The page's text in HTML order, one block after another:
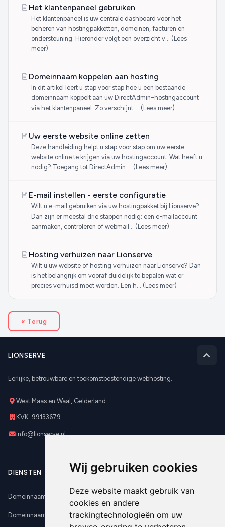
Wij gebruiken cookies
Deze website maakt gebruik van
cookies en andere
trackingtechnologieën om uw
Het klantenpaneel gebruiken
Het klantenpaneel is uw centrale dashboard voor het
beheren van hostingpakketten, domeinen, facturen en
ondersteuning. Hieronder volgt een overzicht v… (Lees
meer)
Domeinnaam koppelen aan hosting
In dit artikel leert u stap voor stap hoe u een bestaande
domeinnaam koppelt aan uw DirectAdmin–hostingaccount
via het klantenpaneel. Zo verschijnt … (Lees meer)
Uw eerste website online zetten
Deze handleiding helpt u stap voor stap om uw eerste
website online te krijgen via uw hostingaccount. Wat heeft u
nodig? Toegang tot DirectAdmin … (Lees meer)
E-mail instellen - eerste configuratie
Wilt u e-mail gebruiken via uw hostingpakket bij Lionserve?
Dan zijn er meestal drie stappen nodig: een e-mailaccount
aanmaken, controleren of webmail… (Lees meer)
Hosting verhuizen naar Lionserve
Wilt u uw website of hosting verhuizen naar Lionserve? Dan
is het belangrijk om vooraf duidelijk te bepalen wat er
precies verhuisd moet worden. Een h… (Lees meer)
« Terug
LIONSERVE
Eerlijke, betrouwbare en toekomstbestendige webhosting.
West Maas en Waal, Gelderland
KVK: 99133679
info@lionserve.nl
DIENSTEN
Domeinnaam registreren
Domeinnaam verhuizen